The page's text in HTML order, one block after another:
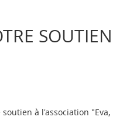
SOUTIEN
à l'association "Eva,